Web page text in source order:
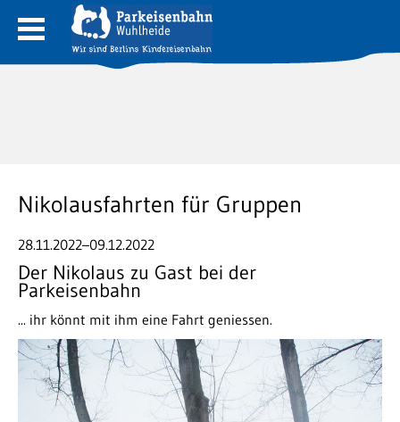
Nikolausfahrten für Gruppen
28.11.2022–09.12.2022
Der Nikolaus zu Gast bei der
Parkeisenbahn
... ihr könnt mit ihm eine Fahrt geniessen.